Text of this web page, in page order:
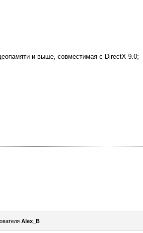
и выше, совместимая с DirectX 9.0;
Alex_B